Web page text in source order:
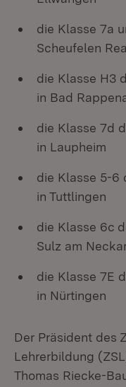
die Klasse 7a
Scheufelen
die Klasse H3
in Bad
die Klasse 7d
in Laupheim
die Klasse 5-6
in Tuttlingen
die Klasse 6c
Sulz am
die Klasse 7E
in Nürtingen
Der Präsident des
Lehrerbildung
Thomas Riecke-